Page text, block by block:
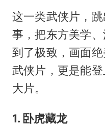
这一类武侠片，
事，把东方美学
到了极致，画面
武侠片，更是能
大片。
1. 卧虎藏龙